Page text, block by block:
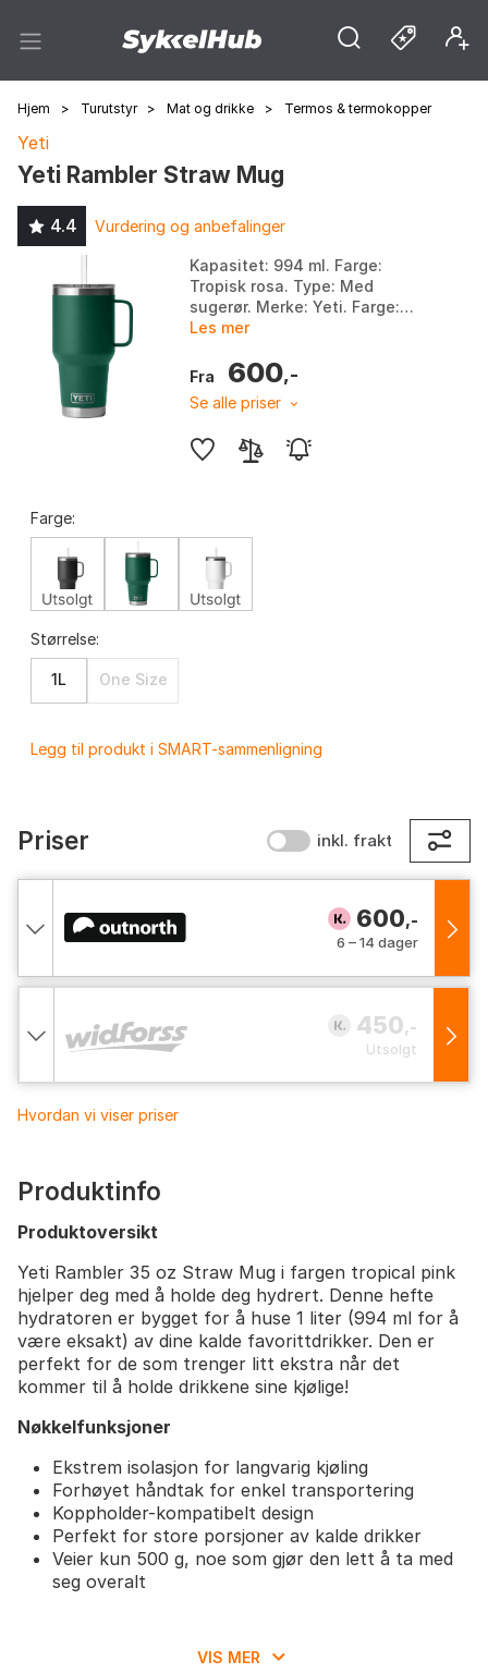
Hjem > Turutstyr > Mat og drikke > Termos & termokopper
Yeti
Yeti Rambler Straw Mug
4.4 Vurdering og anbefalinger
Kapasitet: 994 ml. Farge:
Tropisk rosa. Type: Med
sugerør. Merke: Yeti. Farge:
Black, Black forest green,
Les mer
Fra 600,-
Se alle priser
Farge:
Størrelse:
1L One Size
Legg til produkt i SMART-sammenligning
Priser inkl. frakt
600,-
6 – 14 dager
450,-
Utsolgt
Hvordan vi viser priser
Produktinfo
Produktoversikt
Yeti Rambler 35 oz Straw Mug i fargen tropical pink
hjelper deg med å holde deg hydrert. Denne hefte
hydratoren er bygget for å huse 1 liter (994 ml for å
være eksakt) av dine kalde favorittdrikker. Den er
perfekt for de som trenger litt ekstra når det
kommer til å holde drikkene sine kjølige!
Nøkkelfunksjoner
Ekstrem isolasjon for langvarig kjøling
Forhøyet håndtak for enkel transportering
Koppholder-kompatibelt design
Perfekt for store porsjoner av kalde drikker
Veier kun 500 g, noe som gjør den lett å ta med
seg overalt
VIS MER